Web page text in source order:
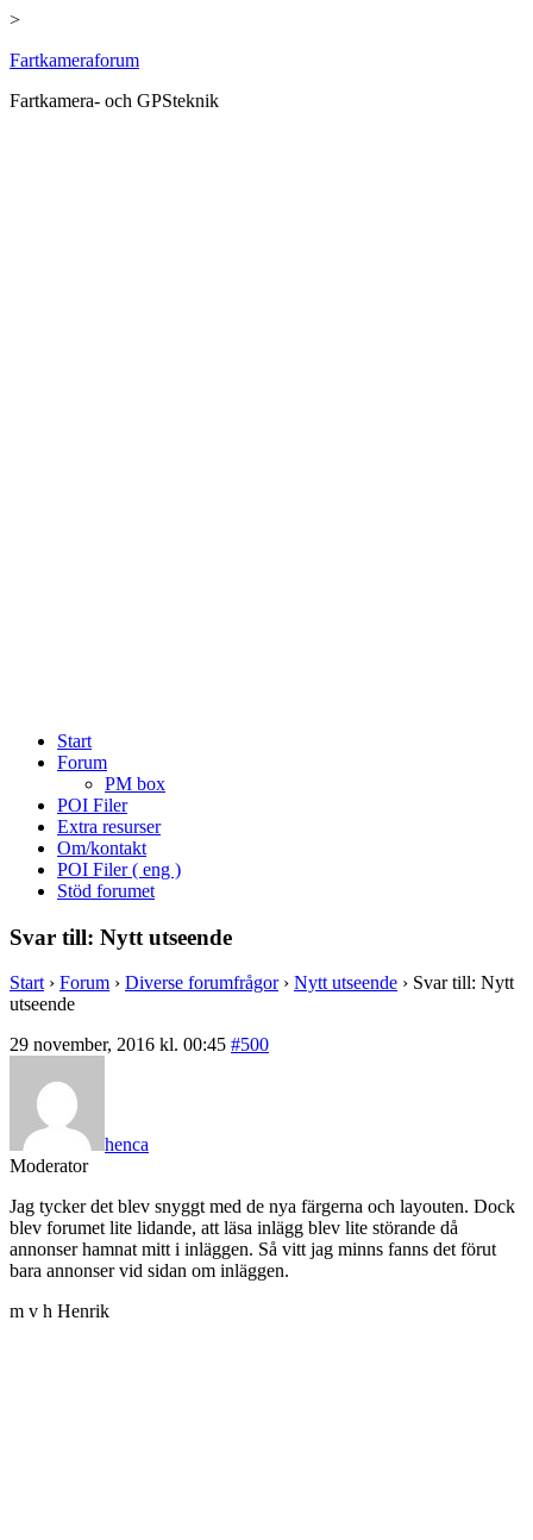
>
Hoppa
innehåll
Fartkameraforum
Fartkamera- och GPSteknik
Start
Forum
PM box
POI Filer
Extra resurser
Om/kontakt
POI Filer ( eng )
Stöd forumet
Svar till: Nytt utseende
Start › Forum › Diverse forumfrågor › Nytt utseende › Svar till: Nytt
utseende
29 november, 2016 kl. 00:45 #500
henca
Moderator
Jag tycker det blev snyggt med de nya färgerna och layouten. Dock
blev forumet lite lidande, att läsa inlägg blev lite störande då
annonser hamnat mitt i inläggen. Så vitt jag minns fanns det förut
bara annonser vid sidan om inläggen.
m v h Henrik